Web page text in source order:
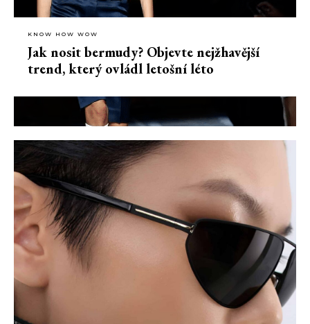
KNOW HOW WOW
Jak nosit bermudy? Objevte nejžhavější
trend, který ovládl letošní léto